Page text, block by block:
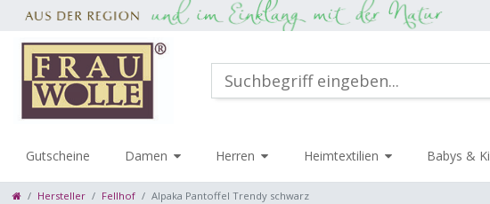
Gutscheine Damen Herren Heimtextilien Babys &
Hersteller Fellhof Alpaka Pantoffel Trendy schwarz